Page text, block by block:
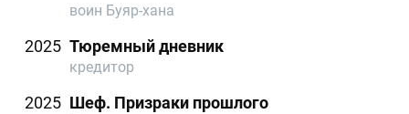
воин Буяр-хана
2025 Тюремный дневник
кредитор
2025 Шеф. Призраки прошлого